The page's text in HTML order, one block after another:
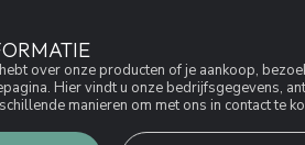
over onze producten of je aankoop,
Hier vindt u onze bedrijfsgegevens,
manieren om met ons in contact te